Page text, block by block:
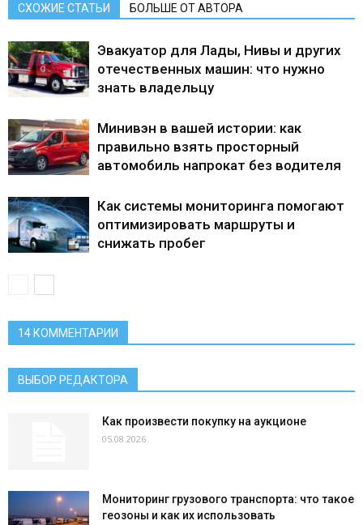
СХОЖИЕ СТАТЬИ БОЛЬШЕ ОТ АВТОРА
Эвакуатор для Лады, Нивы и других
отечественных машин: что нужно
знать владельцу
Минивэн в вашей истории: как
правильно взять просторный
автомобиль напрокат без водителя
Как системы мониторинга помогают
оптимизировать маршруты и
снижать пробег
14 КОММЕНТАРИИ
ВЫБОР РЕДАКТОРА
Как произвести покупку на аукционе
05.08.2026
Мониторинг грузового транспорта: что такое
геозоны и как их использовать